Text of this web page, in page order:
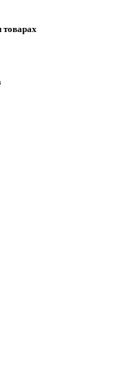
товарах